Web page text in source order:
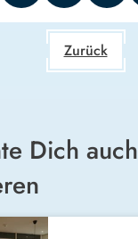
Zurück
Dich auch